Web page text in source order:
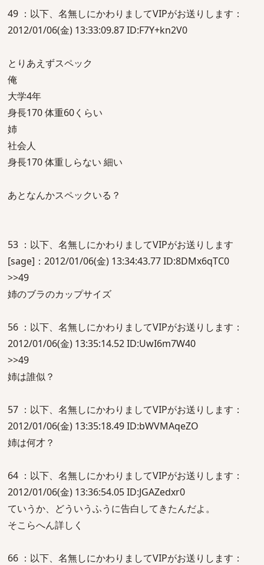
49 ：以下、名無しにかわりましてVIPがお送りします：
2012/01/06(金) 13:33:09.87 ID:F7Y+kn2V0
とりあえずスペック
俺
大学4年
身長170 体重60くらい
姉
社会人
身長170 体重しらない 細い
あとなんかスペックいる？
53 ：以下、名無しにかわりましてVIPがお送りします
[sage]：2012/01/06(金) 13:34:43.77 ID:8DMx6qTC0
>>49
姉のブラのカップサイズ
56 ：以下、名無しにかわりましてVIPがお送りします：
2012/01/06(金) 13:35:14.52 ID:UwI6m7W40
>>49
姉は誰似？
57 ：以下、名無しにかわりましてVIPがお送りします：
2012/01/06(金) 13:35:18.49 ID:bWVMAqeZO
姉は何才？
64 ：以下、名無しにかわりましてVIPがお送りします：
2012/01/06(金) 13:36:54.05 ID:JGAZedxr0
ていうか、どういうふうに告白してきたんだよ。
そこらへん詳しく
66 ：以下、名無しにかわりましてVIPがお送りします：